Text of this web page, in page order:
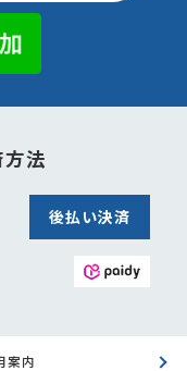
法
後払い決済
案内